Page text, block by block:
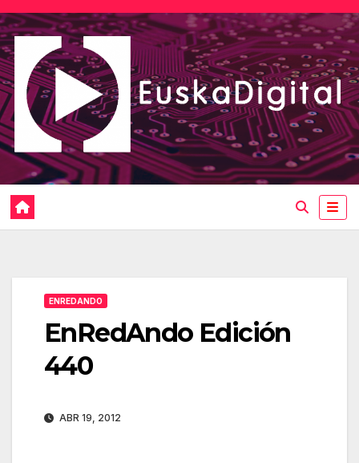
Saltar
al
contenido
ENREDANDO
EnRedAndo Edición
440
ABR 19, 2012